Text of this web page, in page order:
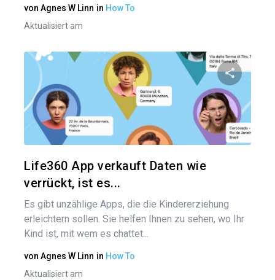
von Agnes W Linn in How To
Aktualisiert am
Diesen
Life360 App verkauft Daten wie
verrückt, ist es...
Es gibt unzählige Apps, die die Kindererziehung
erleichtern sollen. Sie helfen Ihnen zu sehen, wo Ihr
Kind ist, mit wem es chattet...
von Agnes W Linn in How To
Aktualisiert am